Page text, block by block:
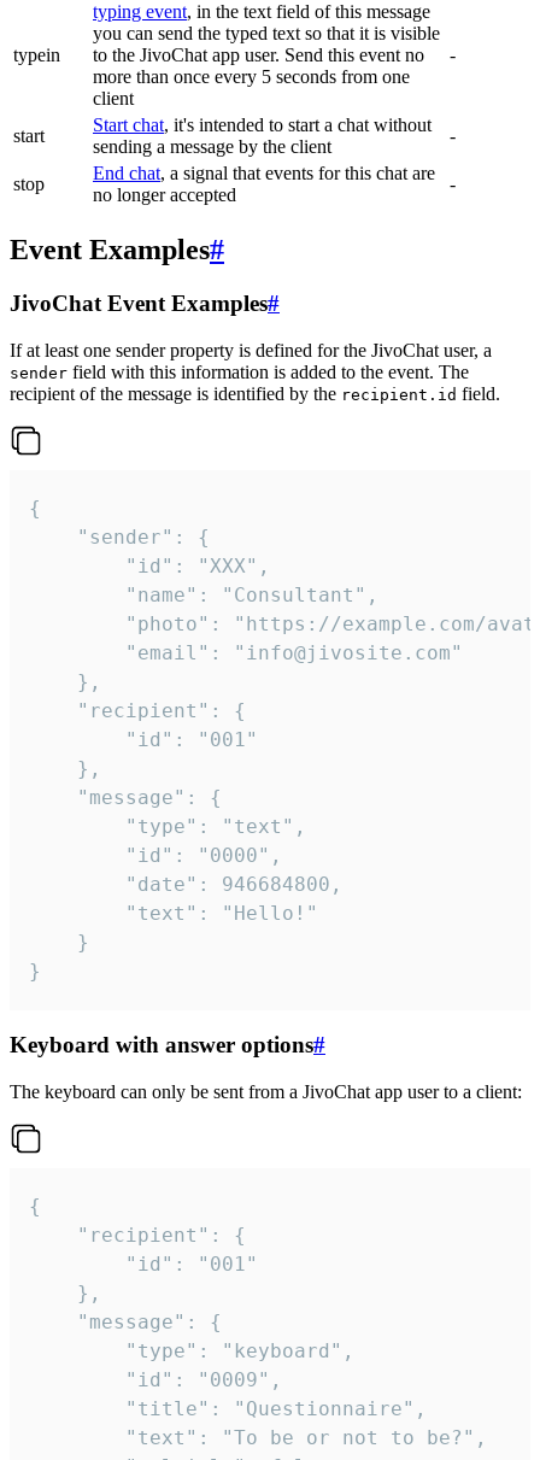
typein
typing event, in the text field of this message
you can send the typed text so that it is visible
to the JivoChat app user. Send this event no
more than once every 5 seconds from one
client
-
start
Start chat, it's intended to start a chat without
sending a message by the client
-
stop
End chat, a signal that events for this chat are
no longer accepted
-
Event Examples#
JivoChat Event Examples#
If at least one sender property is defined for the JivoChat user, a
sender field with this information is added to the event. The
recipient of the message is identified by the recipient.id field.
{
}
Keyboard with answer options#
The keyboard can only be sent from a JivoChat app user to a client:
{